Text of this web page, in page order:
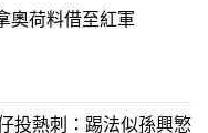
奧荷料借至紅軍
投熱刺：踢法似孫興慜